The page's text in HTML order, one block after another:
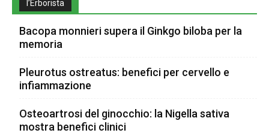
l’Erborista
Bacopa monnieri supera il Ginkgo biloba per la
memoria
Pleurotus ostreatus: benefici per cervello e
infiammazione
Osteoartrosi del ginocchio: la Nigella sativa
mostra benefici clinici